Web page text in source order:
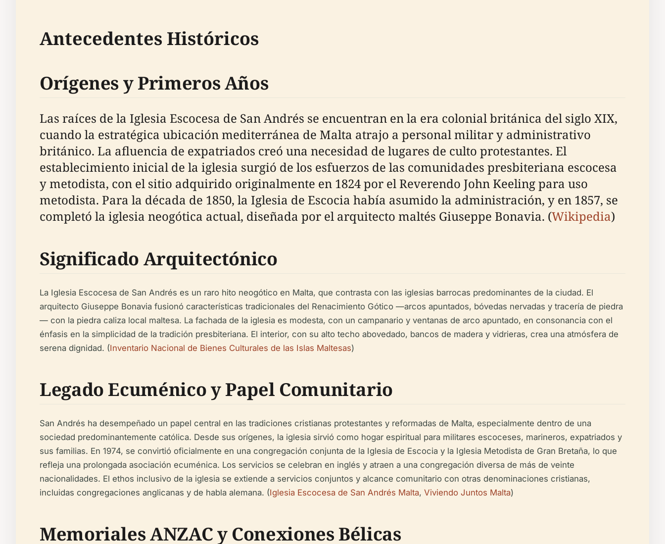
Antecedentes Históricos
Orígenes y Primeros Años
Las raíces de la Iglesia Escocesa de San Andrés se encuentran en la era colonial británica del siglo XIX,
cuando la estratégica ubicación mediterránea de Malta atrajo a personal militar y administrativo
británico. La afluencia de expatriados creó una necesidad de lugares de culto protestantes. El
establecimiento inicial de la iglesia surgió de los esfuerzos de las comunidades presbiteriana escocesa
y metodista, con el sitio adquirido originalmente en 1824 por el Reverendo John Keeling para uso
metodista. Para la década de 1850, la Iglesia de Escocia había asumido la administración, y en 1857, se
completó la iglesia neogótica actual, diseñada por el arquitecto maltés Giuseppe Bonavia. (Wikipedia)
Significado Arquitectónico
La Iglesia Escocesa de San Andrés es un raro hito neogótico en Malta, que contrasta con las iglesias barrocas predominantes de la ciudad. El
arquitecto Giuseppe Bonavia fusionó características tradicionales del Renacimiento Gótico —arcos apuntados, bóvedas nervadas y tracería de piedra
— con la piedra caliza local maltesa. La fachada de la iglesia es modesta, con un campanario y ventanas de arco apuntado, en consonancia con el
énfasis en la simplicidad de la tradición presbiteriana. El interior, con su alto techo abovedado, bancos de madera y vidrieras, crea una atmósfera de
serena dignidad. (Inventario Nacional de Bienes Culturales de las Islas Maltesas)
Legado Ecuménico y Papel Comunitario
San Andrés ha desempeñado un papel central en las tradiciones cristianas protestantes y reformadas de Malta, especialmente dentro de una
sociedad predominantemente católica. Desde sus orígenes, la iglesia sirvió como hogar espiritual para militares escoceses, marineros, expatriados y
sus familias. En 1974, se convirtió oficialmente en una congregación conjunta de la Iglesia de Escocia y la Iglesia Metodista de Gran Bretaña, lo que
refleja una prolongada asociación ecuménica. Los servicios se celebran en inglés y atraen a una congregación diversa de más de veinte
nacionalidades. El ethos inclusivo de la iglesia se extiende a servicios conjuntos y alcance comunitario con otras denominaciones cristianas,
incluidas congregaciones anglicanas y de habla alemana. (Iglesia Escocesa de San Andrés Malta, Viviendo Juntos Malta)
Memoriales ANZAC y Conexiones Bélicas